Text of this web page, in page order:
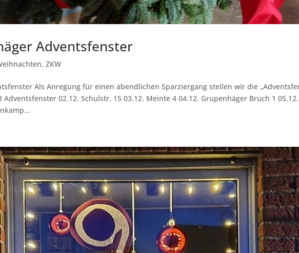
Adventsfenster
,ZKW
Als Anregung für einen abendlichen Sparziergang stellen wir die
Adventsfenster 02.12. Schulstr. 15 03.12. Meinte 4 04.12. Grupenhäger Bruch 1 05.12.